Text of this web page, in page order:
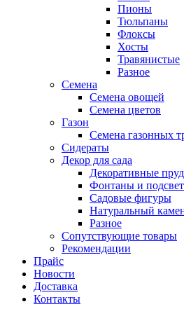
Пионы
Тюльпаны
Флоксы
Хосты
Травянистые
Разное
Семена
Семена овощей
Семена цветов
Газон
Семена газонных
Сидераты
Декор для сада
Декоративные
Фонтаны и
Садовые фигуры
Натуральный
Разное
Сопутствующие товары
Рекомендации
Прайс
Новости
Доставка
Контакты